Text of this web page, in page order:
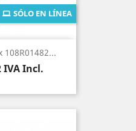
108R01482...
IVA Incl.
SÓLO EN LÍNEA